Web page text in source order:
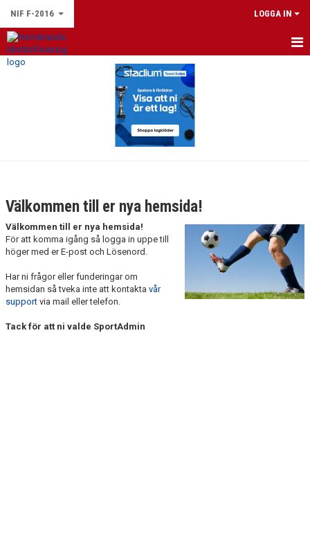
NIF F-2016 LOGGA IN
HEM
DOKUMENT
KONTAKT
Välkommen till er nya hemsida!
Välkommen till er nya hemsida!
För att komma igång så logga in uppe till
höger med er E-post och Lösenord.
Har ni frågor eller funderingar om
hemsidan så tveka inte att kontakta vår
support via mail eller telefon.
Tack för att ni valde SportAdmin